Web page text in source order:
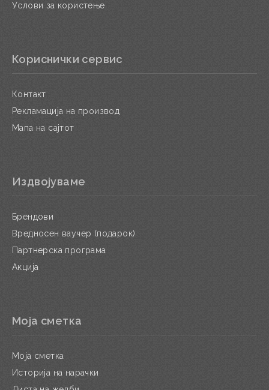
Услови за користење
Кориснички сервис
Контакт
Рекламација на производ
Мапа на сајтот
Издвојуваме
Брендови
Вредносен ваучер (подарок)
Партнерска програма
Акција
Моја сметка
Моја сметка
Историја на нарачки